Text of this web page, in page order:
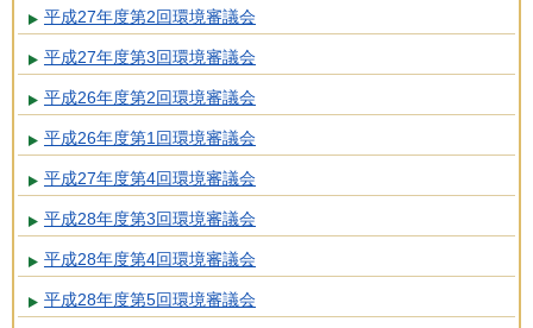
平成27年度第2回環境審議会
平成27年度第3回環境審議会
平成26年度第2回環境審議会
平成26年度第1回環境審議会
平成27年度第4回環境審議会
平成28年度第3回環境審議会
平成28年度第4回環境審議会
平成28年度第5回環境審議会